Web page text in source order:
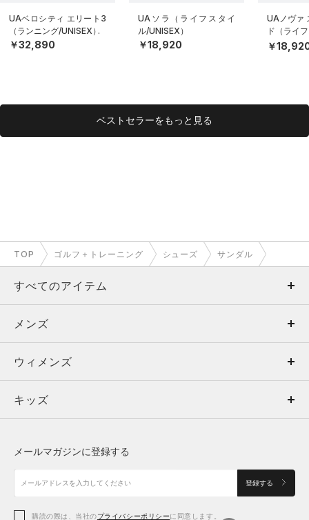
UAベロシティ エリート3
（ランニング/UNISEX）
￥32,890
UAソラ（ライフスタイ
ル/UNISEX）
￥18,920
UAノヴァ
ド（ライ
EX）
￥
ベストセラーをもっと見る
TOP ゴルフ＋トレーニング シューズ サンダル
すべてのアイテム
メンズ
ウィメンズ
キッズ
アクセサリー
メンズ
トップス
ボトムス
アクセサリー
ウィメンズ
トップス
シューズ
アクセサリー
キッズ
シューズ
メールマガジンに登録する
登録する
購読の際は、当社のプライバシーポリシーに同意します。